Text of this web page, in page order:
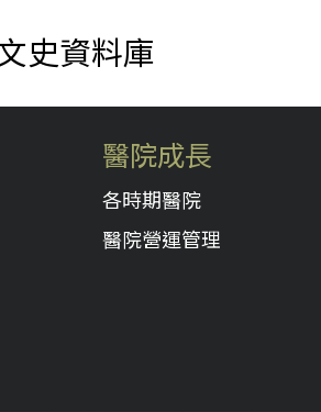
史資料庫
醫院成長
各時期醫院
醫院營運管理